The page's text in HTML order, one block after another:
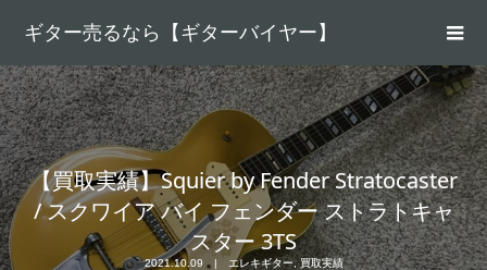
ギター売るなら【ギターバイヤー】
【買取実績】Squier by Fender Stratocaster
/ スクワイア バイ フェンダー ストラトキャ
スター 3TS
2021.10.09 エレキギター,買取実績